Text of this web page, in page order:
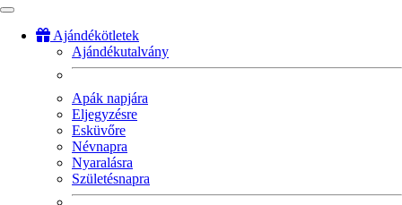
Ajándékötletek
Ajándékutalvány
Apák napjára
Eljegyzésre
Esküvőre
Névnapra
Nyaralásra
Születésnapra